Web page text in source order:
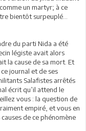
un martyr; à ce
bientôt surpeuplé...
du parti Nida a été
légiste avait alors
la cause de sa mort. Et
journal et de ses
Salafistes arrêtés
écrit qu’il attend le
vous : la question de
empiré, et vous en
de ce phénomène